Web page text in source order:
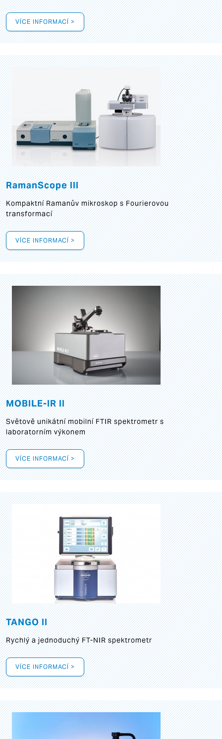
VÍCE INFORMACÍ >
RamanScope III
Kompaktní Ramanův mikroskop s Fourierovou
transformací
VÍCE INFORMACÍ >
MOBILE-IR II
Světově unikátní mobilní FTIR spektrometr s
laboratorním výkonem
VÍCE INFORMACÍ >
TANGO II
Rychlý a jednoduchý FT-NIR spektrometr
VÍCE INFORMACÍ >